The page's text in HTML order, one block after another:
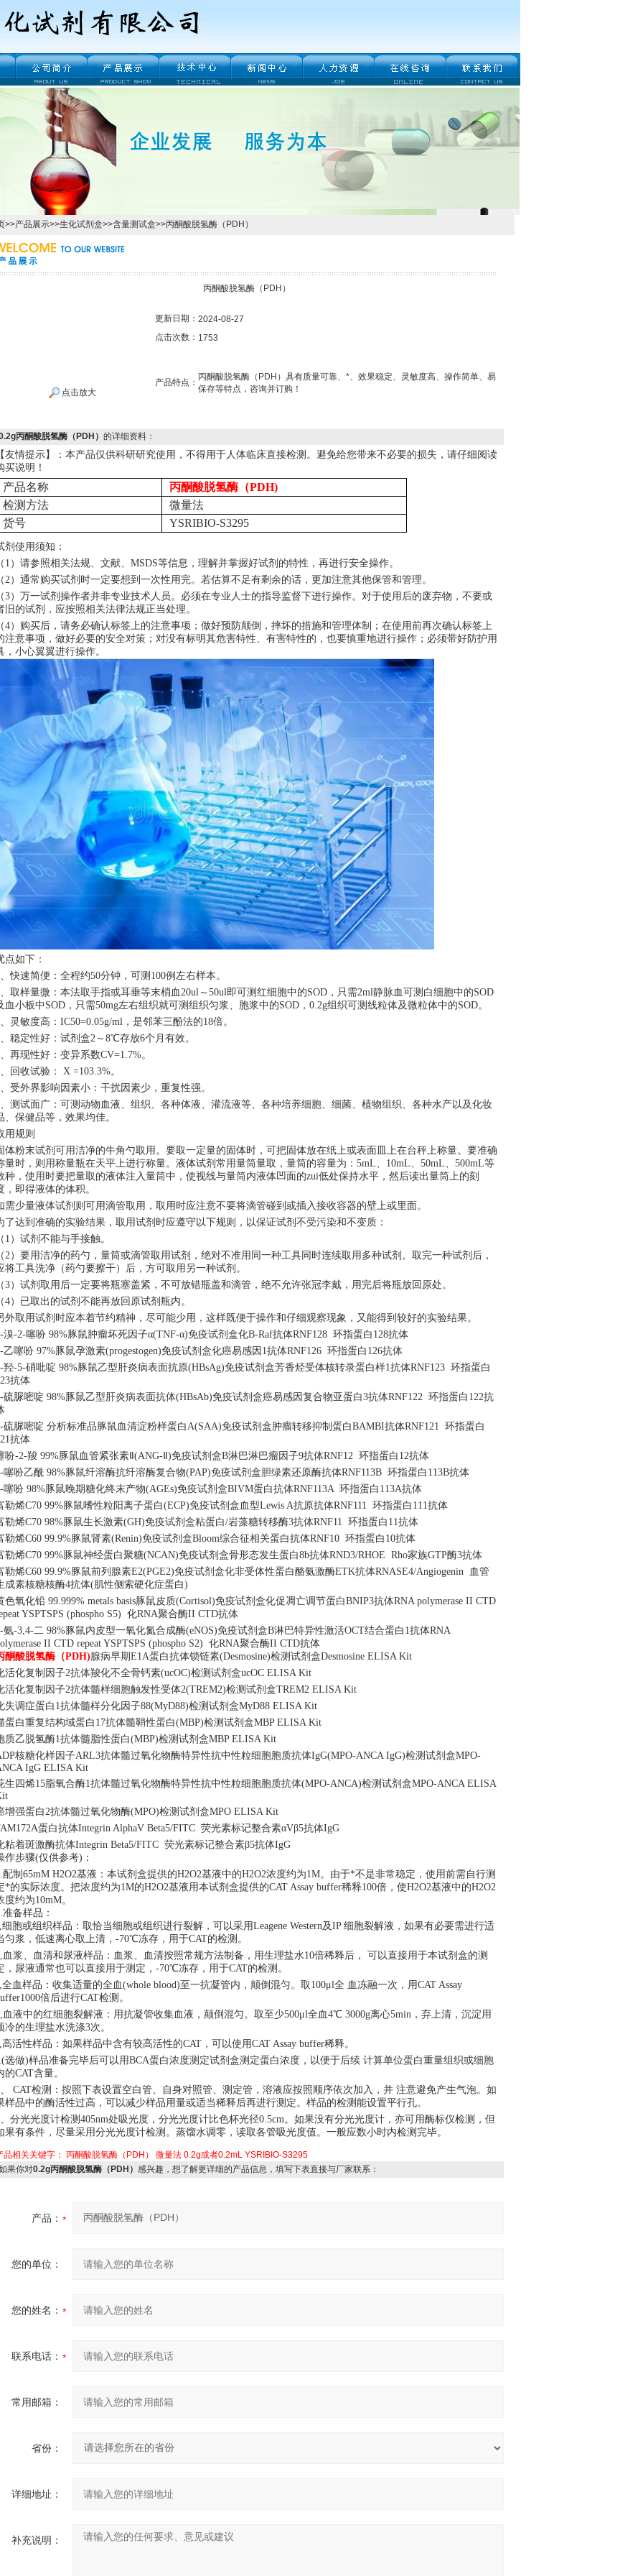
>>产品展示>>生化试剂盒>>含量测试盒>>丙酮酸脱氢酶（PDH）
丙酮酸脱氢酶（PDH）
点击放大
更新日期： 2024-08-27
点击次数： 1753
产品特点：
丙酮酸脱氢酶（PDH）具有质量可靠、*、效果稳定、灵敏度高、操作简单、易
保存等特点，咨询并订购！
丙酮酸脱氢酶（PDH） 的详细资料：
友情提示】：本产品仅供科研研究使用，不得用于人体临床直接检测。避免给您带来不必要的损失，请仔细阅读
买说明！
产品名称
丙酮酸脱氢酶（PDH)
检测方法
微量法
货号
YSRIBIO-S3295
剂使用须知：
1）请参照相关法规、文献、MSDS等信息，理解并掌握好试剂的特性，再进行安全操作。
2）通常购买试剂时一定要想到一次性用完。若估算不足有剩余的话，更加注意其他保管和管理。
3）万一试剂操作者并非专业技术人员。必须在专业人士的指导监督下进行操作。对于使用后的废弃物，不要或
旧的试剂，应按照相关法律法规正当处理。
4）购买后，请务必确认标签上的注意事项；做好预防颠倒，摔坏的措施和管理体制；在使用前再次确认标签上
注意事项，做好必要的安全对策；对没有标明其危害特性、有害特性的，也要慎重地进行操作；必须带好防护用
，小心翼翼进行操作。
点如下：
快速简便：全程约50分钟，可测100例左右样本。
取样量微：本法取手指或耳垂等末梢血20ul～50ul即可测红细胞中的SOD，只需2ml静脉血可测白细胞中的SOD
血小板中SOD，只需50mg左右组织就可测组织匀浆、胞浆中的SOD，0.2g组织可测线粒体及微粒体中的SOD。
灵敏度高：IC50=0.05g/ml，是邻苯三酚法的18倍。
稳定性好：试剂盒2～8℃存放6个月有效。
再现性好：变异系数CV=1.7%。
回收试验： X =103.3%。
受外界影响因素小：干扰因素少，重复性强。
测试面广：可测动物血液、组织、各种体液、灌流液等、各种培养细胞、细菌、植物组织、各种水产以及化妆
、保健品等，效果均佳。
用规则
体粉末试剂可用洁净的牛角勺取用。要取一定量的固体时，可把固体放在纸上或表面皿上在台秤上称量。要准确
量时，则用称量瓶在天平上进行称量。液体试剂常用量筒量取，量筒的容量为： 5mL、10mL、50mL、500mL等
种，使用时要把量取的液体注入量筒中，使视线与量筒内液体凹面的zui低处保持水平，然后读出量筒上的刻
，即得液体的体积。
需少量液体试剂则可用滴管取用，取用时应注意不要将滴管碰到或插入接收容器的壁上或里面。
了达到准确的实验结果，取用试剂时应遵守以下规则，以保证试剂不受污染和不变质：
1）试剂不能与手接触。
2）要用洁净的药勺，量筒或滴管取用试剂，绝对不准用同一种工具同时连续取用多种试剂。取完一种试剂后，
将工具洗净（药勺要擦干）后，方可取用另一种试剂。
3）试剂取用后一定要将瓶塞盖紧，不可放错瓶盖和滴管，绝不允许张冠李戴，用完后将瓶放回原处。
4）已取出的试剂不能再放回原试剂瓶内。
外取用试剂时应本着节约精神，尽可能少用，这样既便于操作和仔细观察现象，又能得到较好的实验结果。
溴-2-噻吩 98%豚鼠肿瘤坏死因子α(TNF-α)免疫试剂盒化B-Raf抗体RNF128 环指蛋白128抗体
乙噻吩 97%豚鼠孕激素(progestogen)免疫试剂盒化癌易感因1抗体RNF126 环指蛋白126抗体
羟-5-硝吡啶 98%豚鼠乙型肝炎病表面抗原(HBsAg)免疫试剂盒芳香烃受体核转录蛋白样1抗体RNF123 环指蛋白
抗体
硫脲嘧啶 98%豚鼠乙型肝炎病表面抗体(HBsAb)免疫试剂盒癌易感因复合物亚蛋白3抗体RNF122 环指蛋白122抗
硫脲嘧啶 分析标准品豚鼠血清淀粉样蛋白A(SAA)免疫试剂盒肿瘤转移抑制蛋白BAMBI抗体RNF121 环指蛋白
抗体
吩-2-羧 99%豚鼠血管紧张素Ⅱ(ANG-Ⅱ)免疫试剂盒B淋巴淋巴瘤因子9抗体RNF12 环指蛋白12抗体
噻吩乙酰 98%豚鼠纤溶酶抗纤溶酶复合物(PAP)免疫试剂盒胆绿素还原酶抗体RNF113B 环指蛋白113B抗体
噻吩 98%豚鼠晚期糖化终末产物(AGEs)免疫试剂盒BIVM蛋白抗体RNF113A 环指蛋白113A抗体
勒烯C70 99%豚鼠嗜性粒阳离子蛋白(ECP)免疫试剂盒血型Lewis A抗原抗体RNF111 环指蛋白111抗体
勒烯C70 98%豚鼠生长激素(GH)免疫试剂盒粘蛋白/岩藻糖转移酶3抗体RNF11 环指蛋白11抗体
勒烯C60 99.9%豚鼠肾素(Renin)免疫试剂盒Bloom综合征相关蛋白抗体RNF10 环指蛋白10抗体
勒烯C70 99%豚鼠神经蛋白聚糖(NCAN)免疫试剂盒骨形态发生蛋白8b抗体RND3/RHOE Rho家族GTP酶3抗体
勒烯C60 99.9%豚鼠前列腺素E2(PGE2)免疫试剂盒化非受体性蛋白酪氨激酶ETK抗体RNASE4/Angiogenin 血管
成素核糖核酶4抗体(肌性侧索硬化症蛋白)
色氧化铅 99.999% metals basis豚鼠皮质(Cortisol)免疫试剂盒化促凋亡调节蛋白BNIP3抗体RNA polymerase II CTD
YSPTSPS (phospho S5) 化RNA聚合酶II CTD抗体
氨-3,4-二 98%豚鼠内皮型一氧化氮合成酶(eNOS)免疫试剂盒B淋巴特异性激活OCT结合蛋白1抗体RNA
II CTD repeat YSPTSPS (phospho S2) 化RNA聚合酶II CTD抗体
酮酸脱氢酶（PDH)腺病早期E1A蛋白抗体锁链素(Desmosine)检测试剂盒Desmosine ELISA Kit
活化复制因子2抗体羧化不全骨钙素(ucOC)检测试剂盒ucOC ELISA Kit
活化复制因子2抗体髓样细胞触发性受体2(TREM2)检测试剂盒TREM2 ELISA Kit
失调症蛋白 1抗体髓样分化因子88(MyD88)检测试剂盒MyD88 ELISA Kit
蛋白重复结构域蛋白 17抗体髓鞘性蛋白(MBP)检测试剂盒MBP ELISA Kit
质乙脱氢酶1抗体髓脂性蛋白(MBP)检测试剂盒MBP ELISA Kit
核糖化样因子ARL3抗体髓过氧化物酶特异性抗中性粒细胞胞质抗体IgG(MPO-ANCA IgG)检测试剂盒MPO-
IgG ELISA Kit
生四烯15脂氧合酶1抗体髓过氧化物酶特异性抗中性粒细胞胞质抗体(MPO-ANCA)检测试剂盒MPO-ANCA ELISA
增强蛋白2抗体髓过氧化物酶(MPO)检测试剂盒MPO ELISA Kit
蛋白抗体Integrin AlphaV Beta5/FITC 荧光素标记整合素αVβ5抗体IgG
粘着斑激酶抗体Integrin Beta5/FITC 荧光素标记整合素β5抗体IgG
作步骤(仅供参考)：
配制65mM H2O2基液：本试剂盒提供的H2O2基液中的H2O2浓度约为1M。由于*不是非常稳定，使用前需自行测
*的实际浓度。把浓度约为1M的H2O2基液用本试剂盒提供的CAT Assay buffer稀释100倍，使H2O2基液中的H2O2
度约为10mM。
准备样品：
细胞或组织样品：取恰当细胞或组织进行裂解，可以采用Leagene Western及IP 细胞裂解液，如果有必要需进行适
匀浆，低速离心取上清，-70℃冻存，用于CAT的检测。
血浆、血清和尿液样品：血浆、血清按照常规方法制备，用生理盐水10倍稀释后， 可以直接用于本试剂盒的测
，尿液通常也可以直接用于测定，-70℃冻存，用于CAT的检测。
全血样品：收集适量的全血(whole blood)至一抗凝管内，颠倒混匀。取100μl全 血冻融一次，用CAT Assay
倍后进行CAT检测。
血液中的红细胞裂解液：用抗凝管收集血液，颠倒混匀。取至少500μl全血4℃ 3000g离心5min，弃上清，沉淀用
冷的生理盐水洗涤3次。
高活性样品：如果样品中含有较高活性的CAT，可以使用CAT Assay buffer稀释。
选做)样品准备完毕后可以用BCA蛋白浓度测定试剂盒测定蛋白浓度，以便于后续 计算单位蛋白重量组织或细胞
的CAT含量。
CAT检测：按照下表设置空白管、自身对照管、测定管，溶液应按照顺序依次加入，并 注意避免产生气泡。如
样品中的酶活性过高，可以减少样品用量或适当稀释后再进行测定。样品的检测能设置平行孔。
分光光度计检测405nm处吸光度，分光光度计比色杯光径0.5cm。如果没有分光光度计，亦可用酶标仪检测，但
果有条件，尽量采用分光光度计检测。蒸馏水调零，读取各管吸光度值。一般应数小时内检测完毕。
品相关关键字： 丙酮酸脱氢酶（PDH） 微量法 0.2g或者0.2mL ​YSRIBIO-S3295
你对0.2g丙酮酸脱氢酶（PDH） 感兴趣，想了解更详细的产品信息，填写下表直接与厂家联系：
产品：
您的单位：
您的姓名：
联系电话：
常用邮箱：
省份：
详细地址：
补充说明：